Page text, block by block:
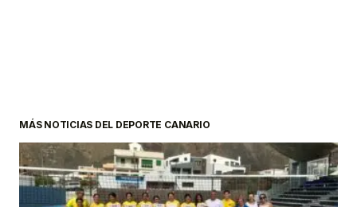
MÁS NOTICIAS DEL DEPORTE CANARIO